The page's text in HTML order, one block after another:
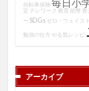
自転車保険 毎日小
定 テレワーク教育 紙幣
ー SDGs ゼロ・ウェイス
勉強の仕方 やる気レシピ
アーカイブ